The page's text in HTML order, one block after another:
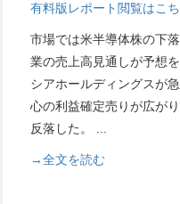
有料版レポート閲覧はこ
市場では米半導体株の下
業の売上高見通しが予想
シアホールディングスが
心の利益確定売りが広が
反落した。
...
→全文を読む